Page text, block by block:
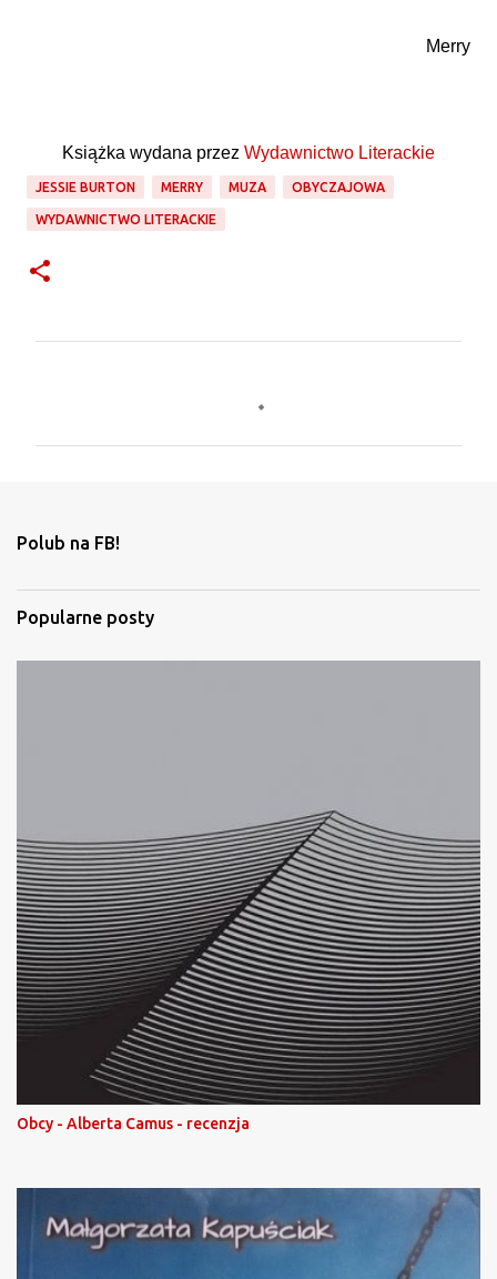
Merry
Książka wydana przez Wydawnictwo Literackie
JESSIE BURTON MERRY MUZA OBYCZAJOWA
WYDAWNICTWO LITERACKIE
t
r
z
e
Polub na FB!
Popularne posty
Obcy - Alberta Camus - recenzja